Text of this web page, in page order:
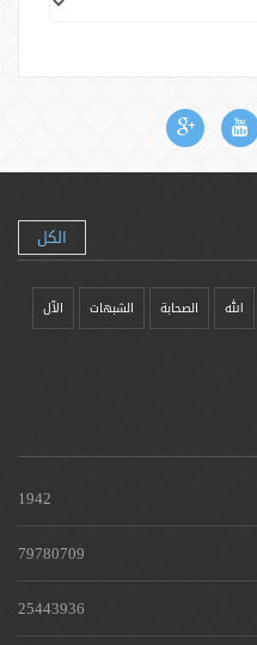
الكل
الله الصحابة الشبهات الآل
1942
79780709
25443936